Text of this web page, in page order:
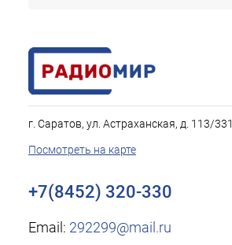
г. Саратов, ул. Астраханская, д. 113/331
Посмотреть на карте
+7(8452) 320-330
Email: 292299@mail.ru